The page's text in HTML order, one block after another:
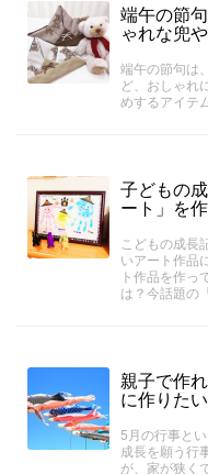
端午の節
ゃれな兜
端午の節句は
ど、おしゃれ
めするアイテ
子どもの
ート」を
こどもの成長
いアート作品
ト作品を作っ
は？今話題の
親子で作
に作りた
5月の行事と
成長を願う行
が、家が狭く